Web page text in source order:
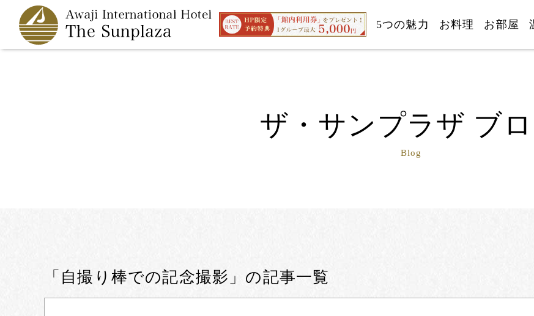
5つの魅力 お料理 お部屋
ザ・サンプラザ ブ
Blog
「自撮り棒での記念撮影」の記事一覧